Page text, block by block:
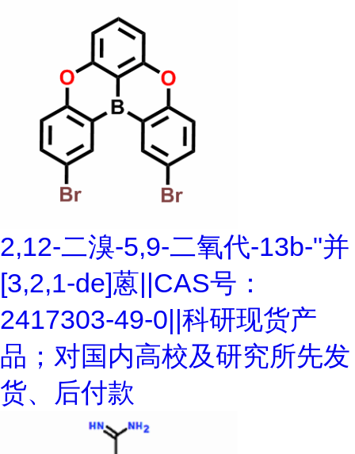
2,12-二溴-5,9-二氧代-13b-"并
[3,2,1-de]蒽||CAS号：
2417303-49-0||科研现货产
品；对国内高校及研究所先发
货、后付款